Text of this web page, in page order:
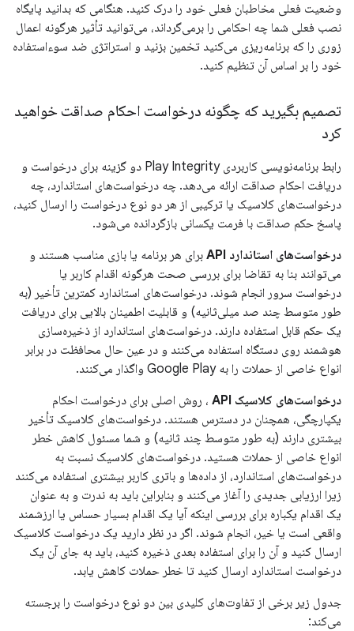
وضعیت فعلی مخاطبان فعلی خود را درک کنید. هنگامی که بدانید پایگاه
نصب فعلی شما چه احکامی را برمی‌گرداند، می‌توانید تأثیر هرگونه اعمال
زوری را که برنامه‌ریزی می‌کنید تخمین بزنید و استراتژی ضد سوءاستفاده
خود را بر اساس آن تنظیم کنید.
تصمیم بگیرید که چگونه درخواست احکام صداقت خواهید
کرد
رابط برنامه‌نویسی کاربردی Play Integrity دو گزینه برای درخواست و
دریافت احکام صداقت ارائه می‌دهد. چه درخواست‌های استاندارد، چه
درخواست‌های کلاسیک یا ترکیبی از هر دو نوع درخواست را ارسال کنید،
پاسخ حکم صداقت با فرمت یکسانی بازگردانده می‌شود.
درخواست‌های استاندارد API
برای هر برنامه یا بازی مناسب هستند و
می‌توانند بنا به تقاضا برای بررسی صحت هرگونه اقدام کاربر یا
درخواست سرور انجام شوند. درخواست‌های استاندارد کمترین تأخیر (به
طور متوسط ​​چند صد میلی‌ثانیه) و قابلیت اطمینان بالایی برای دریافت
یک حکم قابل استفاده دارند. درخواست‌های استاندارد از ذخیره‌سازی
هوشمند روی دستگاه استفاده می‌کنند و در عین حال محافظت در برابر
انواع خاصی از حملات را به Google Play واگذار می‌کنند.
درخواست‌های کلاسیک API
، روش اصلی برای درخواست احکام
یکپارچگی، همچنان در دسترس هستند. درخواست‌های کلاسیک تأخیر
بیشتری دارند (به طور متوسط ​​چند ثانیه) و شما مسئول کاهش خطر
انواع خاصی از حملات هستید. درخواست‌های کلاسیک نسبت به
درخواست‌های استاندارد، از داده‌ها و باتری کاربر بیشتری استفاده می‌کنند
زیرا ارزیابی جدیدی را آغاز می‌کنند و بنابراین باید به ندرت و به عنوان
یک اقدام یکباره برای بررسی اینکه آیا یک اقدام بسیار حساس یا ارزشمند
واقعی است یا خیر، انجام شوند. اگر در نظر دارید یک درخواست کلاسیک
ارسال کنید و آن را برای استفاده بعدی ذخیره کنید، باید به جای آن یک
درخواست استاندارد ارسال کنید تا خطر حملات کاهش یابد.
جدول زیر برخی از تفاوت‌های کلیدی بین دو نوع درخواست را برجسته
می‌کند: